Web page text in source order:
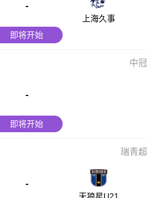
-
上海久事
即将开始
中冠
-
即将开始
瑞青超
-